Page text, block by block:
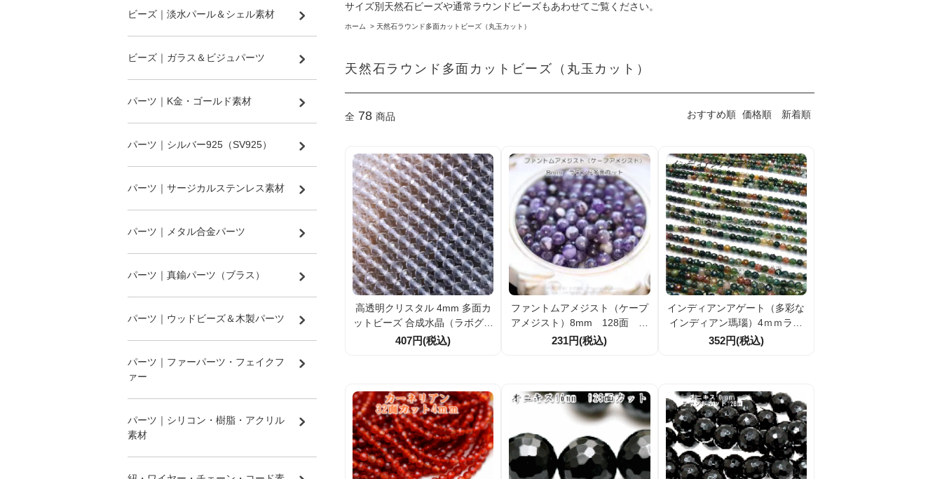
サイズ別天然石ビーズや通常ラウンドビーズもあわせてご覧ください。
ホーム > 天然石ラウンド多面カットビーズ（丸玉カット）
天然石ラウンド多面カットビーズ（丸玉カット）
全 78 商品 おすすめ順 価格順 新着順
高透明クリスタル 4mm 多面カ
ットビーズ 合成水晶（ラボグロ
ウンクォーツ） 10粒／100粒割
407円(税込)
ファントムアメジスト（ケープ
アメジスト）8mm 128面 多
面カットビーズ 2粒／20粒（25
231円(税込)
インディアンアゲート（多彩な
インディアン瑪瑙）4ｍｍラウ
ンドカットビーズ 10粒／50粒
352円(税込)
ビーズ｜淡水パール＆シェル素材
ビーズ｜ガラス＆ビジュパーツ
パーツ｜K金・ゴールド素材
パーツ｜シルバー925（SV925）
パーツ｜サージカルステンレス素材
パーツ｜メタル合金パーツ
パーツ｜真鍮パーツ（ブラス）
パーツ｜ウッドビーズ＆木製パーツ
パーツ｜ファーパーツ・フェイクフ
ァー
パーツ｜シリコン・樹脂・アクリル
素材